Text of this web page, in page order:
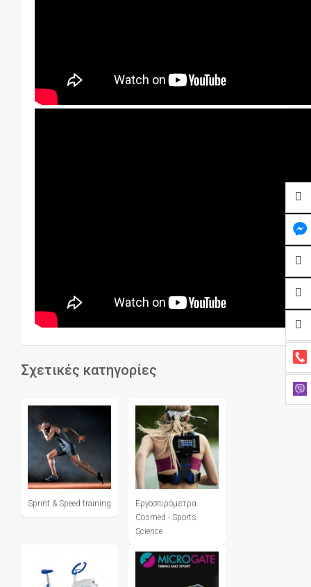
Σχετικές κατηγορίες
Sprint & Speed training
Εργοσπιρόμετρα
Cosmed - Sports
Science